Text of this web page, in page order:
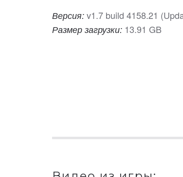
Версия: v1.7 build 4158.21
Размер загрузки: 13.91 GB